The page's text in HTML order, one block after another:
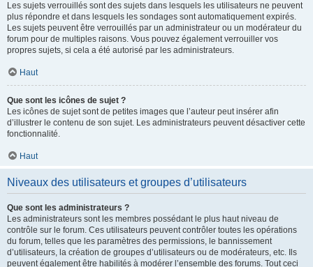
Les sujets verrouillés sont des sujets dans lesquels les utilisateurs ne peuvent
plus répondre et dans lesquels les sondages sont automatiquement expirés.
Les sujets peuvent être verrouillés par un administrateur ou un modérateur du
forum pour de multiples raisons. Vous pouvez également verrouiller vos
propres sujets, si cela a été autorisé par les administrateurs.
Haut
Que sont les icônes de sujet ?
Les icônes de sujet sont de petites images que l’auteur peut insérer afin
d’illustrer le contenu de son sujet. Les administrateurs peuvent désactiver cette
fonctionnalité.
Haut
Niveaux des utilisateurs et groupes d’utilisateurs
Que sont les administrateurs ?
Les administrateurs sont les membres possédant le plus haut niveau de
contrôle sur le forum. Ces utilisateurs peuvent contrôler toutes les opérations
du forum, telles que les paramètres des permissions, le bannissement
d’utilisateurs, la création de groupes d’utilisateurs ou de modérateurs, etc. Ils
peuvent également être habilités à modérer l’ensemble des forums. Tout ceci